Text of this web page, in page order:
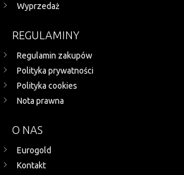
Wyprzedaż
REGULAMINY
Regulamin zakupów
Polityka prywatności
Polityka cookies
Nota prawna
O NAS
Eurogold
Kontakt